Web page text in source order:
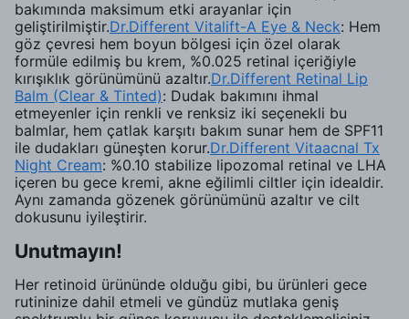
bakımında maksimum etki arayanlar için
geliştirilmiştir.Dr.Different Vitalift-A Eye & Neck: Hem
göz çevresi hem boyun bölgesi için özel olarak
formüle edilmiş bu krem, %0.025 retinal içeriğiyle
kırışıklık görünümünü azaltır.Dr.Different Retinal Lip
Balm (Clear & Tinted): Dudak bakımını ihmal
etmeyenler için renkli ve renksiz iki seçenekli bu
balmlar, hem çatlak karşıtı bakım sunar hem de SPF11
ile dudakları güneşten korur.Dr.Different Vitaacnal Tx
Night Cream: %0.10 stabilize lipozomal retinal ve LHA
içeren bu gece kremi, akne eğilimli ciltler için idealdir.
Aynı zamanda gözenek görünümünü azaltır ve cilt
dokusunu iyileştirir.
Unutmayın!
Her retinoid ürününde olduğu gibi, bu ürünleri gece
rutininize dahil etmeli ve gündüz mutlaka geniş